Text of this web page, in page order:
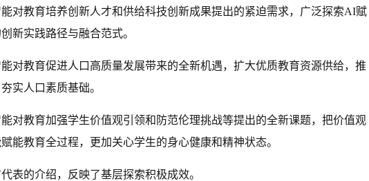
对教育培养创新人才和供给科技创新成果提出的紧迫需求，广泛探索AI赋
新实践路径与融合范式。
对教育促进人口高质量发展带来的全新机遇，扩大优质教育资源供给，推
实人口素质基础。
对教育加强学生价值观引领和防范伦理挑战等提出的全新课题，把价值观
能教育全过程，更加关心学生的身心健康和精神状态。
表的介绍，反映了基层探索积极成效。